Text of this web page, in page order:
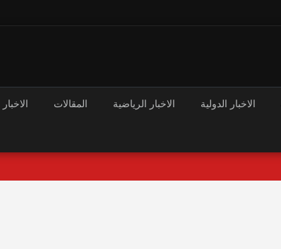
الاخبار الدولية الاخبار الرياضية المقالات